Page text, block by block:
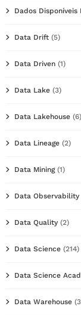
Dados
Data Drift (5)
Data Driven (1)
Data Lake (3)
Data Lakehouse (6)
Data Lineage (2)
Data Mining(1)
Data Observability
Data Quality (2)
Data Science (214)
Data Science
Data Warehouse